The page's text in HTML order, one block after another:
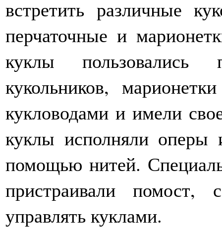
встретить различные
перчаточные и
куклы пользовались
кукольников,
кукловодами и имели
куклы исполняли оперы
помощью нитей.
пристраивали
управлять куклами.